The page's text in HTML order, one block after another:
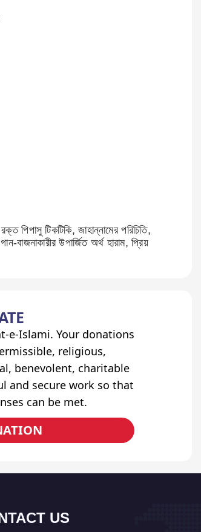
পিপাসু টিকটিকি, জাহান্নামের পরিচিতি,
e-Islami. Your donations
religious,
benevolent, charitable
and secure work so that
can be met.
US